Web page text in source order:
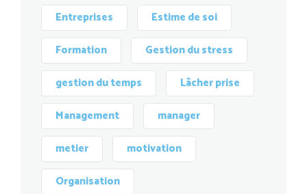
Entreprises
Estime de soi
Formation
Gestion du stress
gestion du temps
Lâcher prise
Management
manager
metier
motivation
Organisation